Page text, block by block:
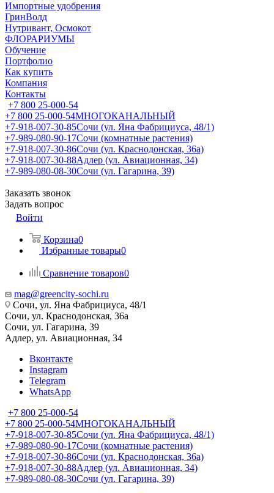
Импортные удобрения
ГринВолд
Нутривант, Осмокот
ФЛОРАРИУМЫ
Обучение
Портфолио
Как купить
Компания
Контакты
+7 800 25-000-54
+7 800 25-000-54МНОГОКАНАЛЬНЫЙ
+7-918-007-30-85Сочи (ул. Яна Фабрициуса, 48/1)
+7-989-080-90-17Сочи (комнатные растения)
+7-918-007-30-86Сочи (ул. Краснодонская, 36а)
+7-918-007-30-88Адлер (ул. Авиационная, 34)
+7-989-080-08-30Сочи (ул. Гагарина, 39)
Заказать звонок
Задать вопрос
Войти
Корзина0
Избранные товары0
Сравнение товаров0
mag@greencity-sochi.ru
Сочи, ул. Яна Фабрициуса, 48/1
Сочи, ул. Краснодонская, 36а
Сочи, ул. Гагарина, 39
Адлер, ул. Авиационная, 34
Вконтакте
Instagram
Telegram
WhatsApp
+7 800 25-000-54
+7 800 25-000-54МНОГОКАНАЛЬНЫЙ
+7-918-007-30-85Сочи (ул. Яна Фабрициуса, 48/1)
+7-989-080-90-17Сочи (комнатные растения)
+7-918-007-30-86Сочи (ул. Краснодонская, 36а)
+7-918-007-30-88Адлер (ул. Авиационная, 34)
+7-989-080-08-30Сочи (ул. Гагарина, 39)